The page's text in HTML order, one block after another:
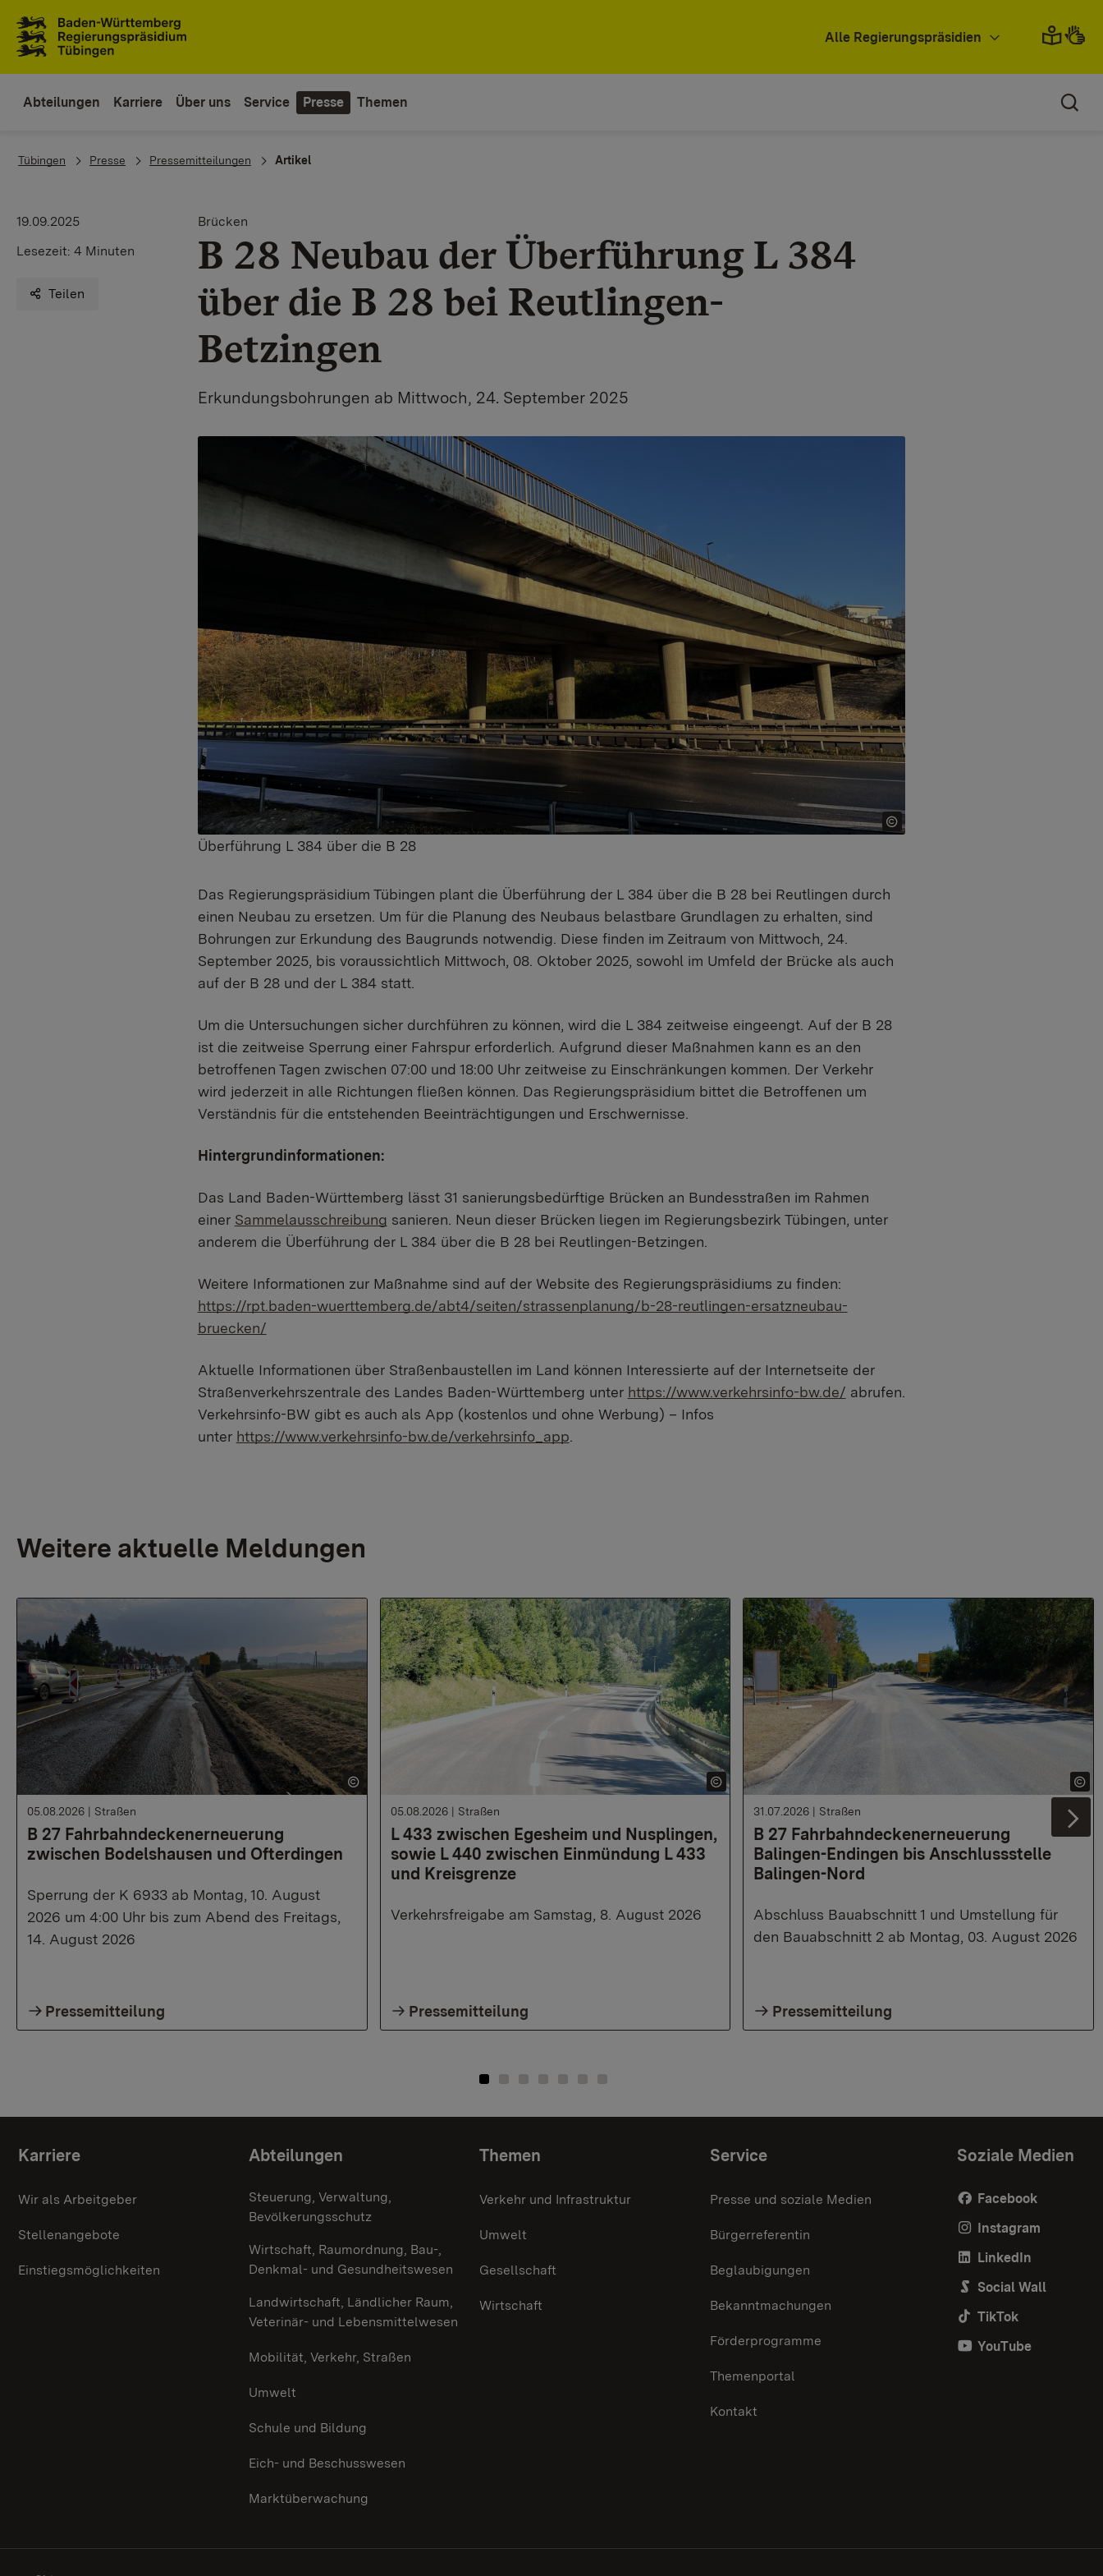
Alle Regierungspräsidien
Abteilungen Karriere Über uns Service Presse Themen
You are here:
Tübingen Presse Pressemitteilungen Artikel
19.09.2025
Lesezeit: 4 Minuten
Teilen
Brücken
B 28 Neubau der Überführung L 384
über die B 28 bei Reutlingen-
Betzingen
Erkundungsbohrungen ab Mittwoch, 24. September 2025
Überführung L 384 über die B 28
Das Regierungspräsidium Tübingen plant die Überführung der L 384 über die B 28 bei Reutlingen durch
einen Neubau zu ersetzen. Um für die Planung des Neubaus belastbare Grundlagen zu erhalten, sind
Bohrungen zur Erkundung des Baugrunds notwendig. Diese finden im Zeitraum von Mittwoch, 24.
September 2025, bis voraussichtlich Mittwoch, 08. Oktober 2025, sowohl im Umfeld der Brücke als auch
auf der B 28 und der L 384 statt.
Um die Untersuchungen sicher durchführen zu können, wird die L 384 zeitweise eingeengt. Auf der B 28
ist die zeitweise Sperrung einer Fahrspur erforderlich. Aufgrund dieser Maßnahmen kann es an den
betroffenen Tagen zwischen 07:00 und 18:00 Uhr zeitweise zu Einschränkungen kommen. Der Verkehr
wird jederzeit in alle Richtungen fließen können. Das Regierungspräsidium bittet die Betroffenen um
Verständnis für die entstehenden Beeinträchtigungen und Erschwernisse.
Hintergrundinformationen:
Das Land Baden-Württemberg lässt 31 sanierungsbedürftige Brücken an Bundesstraßen im Rahmen
einer Sammelausschreibung sanieren. Neun dieser Brücken liegen im Regierungsbezirk Tübingen, unter
anderem die Überführung der L 384 über die B 28 bei Reutlingen-Betzingen.
Weitere Informationen zur Maßnahme sind auf der Website des Regierungspräsidiums zu finden:
https://rpt.baden-wuerttemberg.de/abt4/seiten/strassenplanung/b-28-reutlingen-ersatzneubau-
bruecken/
Aktuelle Informationen über Straßenbaustellen im Land können Interessierte auf der Internetseite der
Straßenverkehrszentrale des Landes Baden-Württemberg unter https://www.verkehrsinfo-bw.de/ abrufen.
Verkehrsinfo-BW gibt es auch als App (kostenlos und ohne Werbung) – Infos
unter https://www.verkehrsinfo-bw.de/verkehrsinfo_app
Weitere aktuelle Meldungen
B 27 Fahrbahndeckenerneuerung
zwischen Bodelshausen und Ofterdingen
05.08.2026 | Straßen
Sperrung der K 6933 ab Montag, 10. August
2026 um 4:00 Uhr bis zum Abend des Freitags,
14. August 2026
Pressemitteilung
L 433 zwischen Egesheim und Nusplingen,
sowie L 440 zwischen Einmündung L 433
und Kreisgrenze
05.08.2026 | Straßen
Verkehrsfreigabe am Samstag, 8. August 2026
Pressemitteilung
B 27 Fahrbahndeckenerneuerung
Balingen-Endingen bis Anschlussstelle
Balingen-Nord
31.07.2026 | Straßen
Abschluss Bauabschnitt 1 und Umstellung für
den Bauabschnitt 2 ab Montag, 03. August 2026
Pressemitteilung
Themenübersicht
Karriere
Wir als Arbeitgeber
Stellenangebote
Einstiegsmöglichkeiten
Abteilungen
Steuerung, Verwaltung,
Bevölkerungsschutz
Wirtschaft, Raumordnung, Bau-,
Denkmal- und Gesundheitswesen
Landwirtschaft, Ländlicher Raum,
Veterinär- und Lebensmittelwesen
Mobilität, Verkehr, Straßen
Umwelt
Schule und Bildung
Eich- und Beschusswesen
Marktüberwachung
Themen
Verkehr und Infrastruktur
Umwelt
Gesellschaft
Wirtschaft
Service
Presse und soziale Medien
Bürgerreferentin
Beglaubigungen
Bekanntmachungen
Förderprogramme
Themenportal
Kontakt
Soziale Medien
Facebook
Instagram
LinkedIn
Social Wall
TikTok
YouTube